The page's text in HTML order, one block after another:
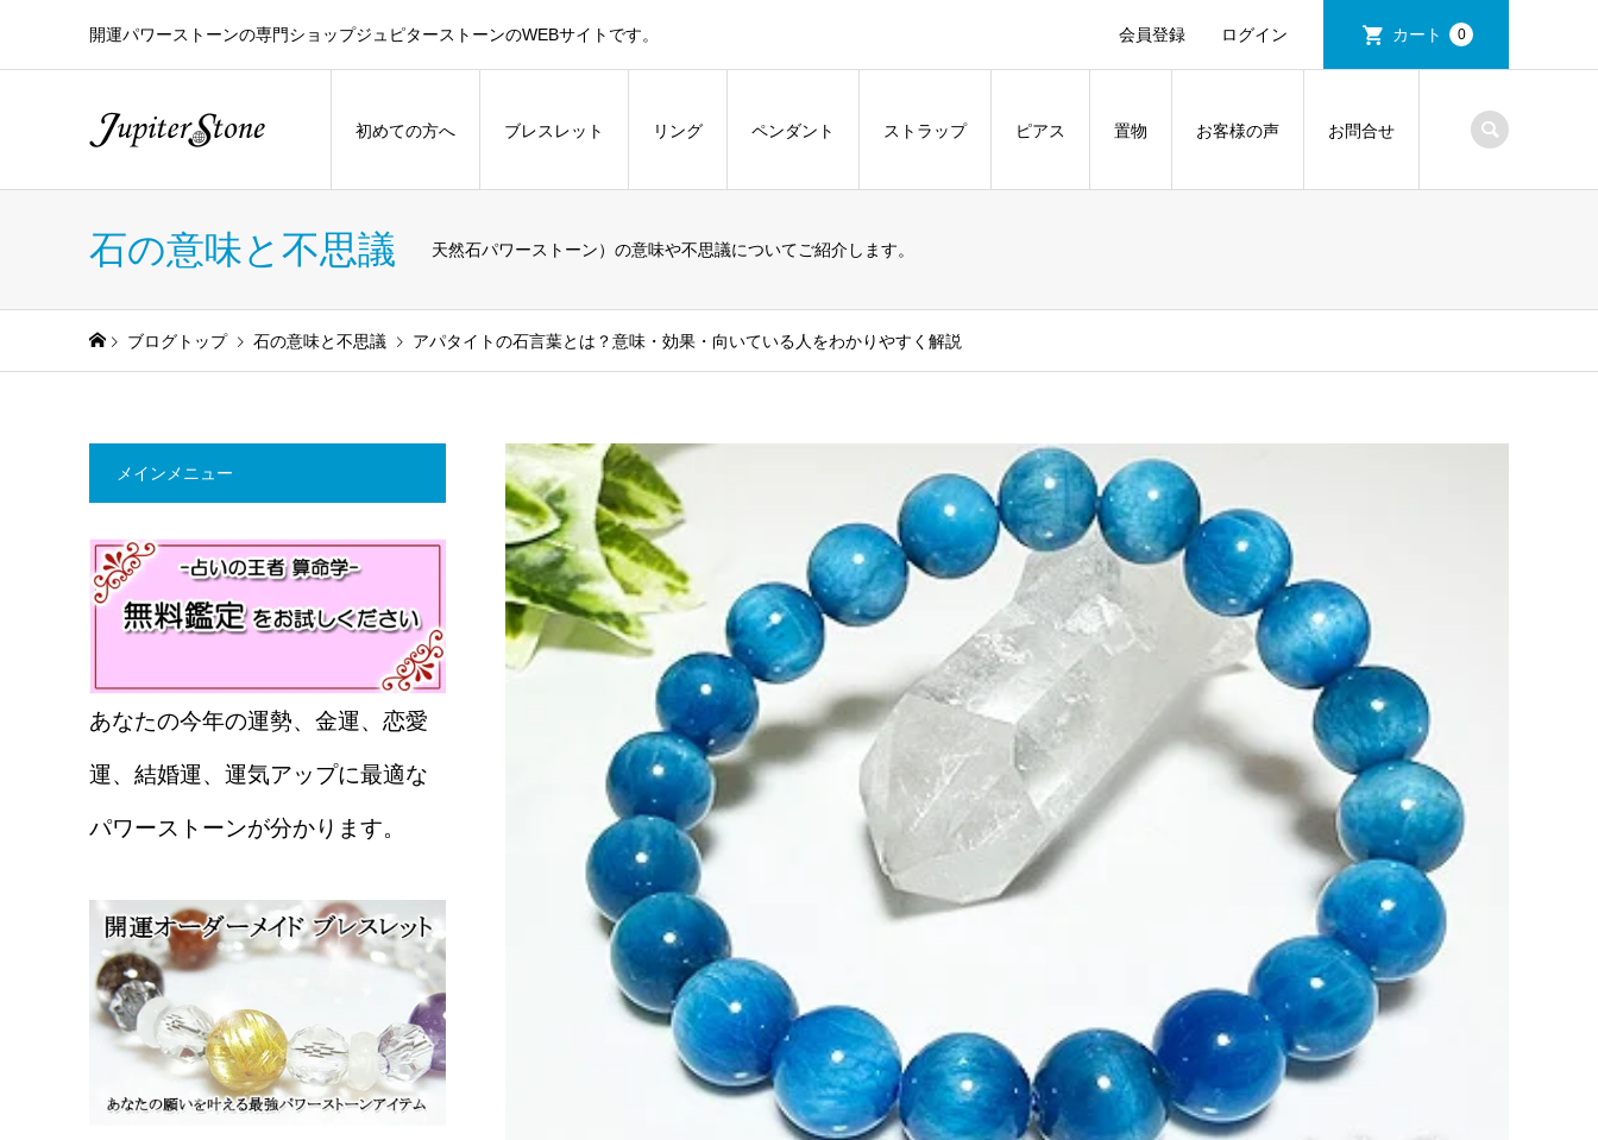
開運パワーストーンの専門ショップジュピターストーンのWEBサイトです。 会員登録 ログイン カート 0
初めての方へ ブレスレット リング ペンダント ストラップ ピアス 置物 お客様の声 お問合せ
石の意味と不思議 天然石パワーストーン）の意味や不思議についてご紹介します。
ブログトップ 石の意味と不思議 アパタイトの石言葉とは？意味・効果・向いている人をわかりやすく解説
メインメニュー
あなたの今年の運勢、金運、恋愛
運、結婚運、運気アップに最適な
パワーストーンが分かります。